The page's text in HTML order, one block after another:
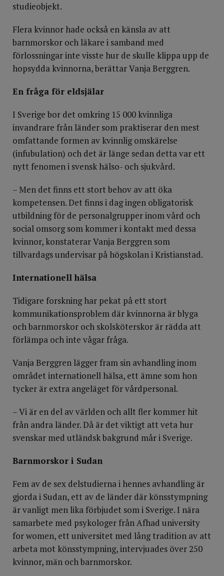
studieobjekt.
Flera kvinnor hade också en känsla av att
barnmorskor och läkare i samband med
förlossningar inte visste hur de skulle klippa upp de
hopsydda kvinnorna, berättar Vanja Berggren.
En fråga för eldsjälar
I Sverige bor det omkring 15 000 kvinnliga
invandrare från länder som praktiserar den mest
omfattande formen av kvinnlig omskärelse
(infubulation) och det är länge sedan detta var ett
nytt fenomen i svensk hälso- och sjukvård.
– Men det finns ett stort behov av att öka
kompetensen. Det finns i dag ingen obligatorisk
utbildning för de personalgrupper inom vård och
social omsorg som kommer i kontakt med dessa
kvinnor, konstaterar Vanja Berggren som
tillvardags undervisar på högskolan i Kristianstad.
Internationell hälsa
Tidigare forskning har pekat på ett stort
kommunikationsproblem där kvinnorna är blyga
och barnmorskor och skolsköterskor är rädda att
förlämpa och inte vågar fråga.
Vanja Berggren lägger fram sin avhandling inom
området internationell hälsa, ett ämne som hon
tycker är extra angeläget för vårdpersonal.
– Vi är en del av världen och allt fler kommer hit
från andra länder. Då är det viktigt att veta hur
svenskar med utländsk bakgrund mår i Sverige.
Barnmorskor i Sudan
Fem av de sex delstudierna i hennes avhandling är
gjorda i Sudan, ett av de länder där könsstympning
är vanligt men lika förbjudet som i Sverige. I nära
samarbete med psykologer från Afhad university
for women, ett universitet med lång tradition av att
arbeta mot könsstympning, intervjuades över 250
kvinnor, män och barnmorskor.